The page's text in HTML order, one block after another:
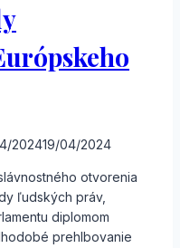
202419/04/2024
otvorenia
ľudských práv,
diplomom
prehlbovanie